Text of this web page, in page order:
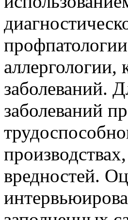
заболеваний.
заболеваний
вредностей.